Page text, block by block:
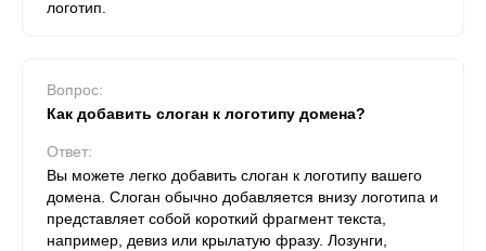
логотип.
Вопрос:
Как добавить слоган к логотипу домена?
Ответ:
Вы можете легко добавить слоган к логотипу вашего
домена. Слоган обычно добавляется внизу логотипа и
представляет собой короткий фрагмент текста,
например, девиз или крылатую фразу. Лозунги,